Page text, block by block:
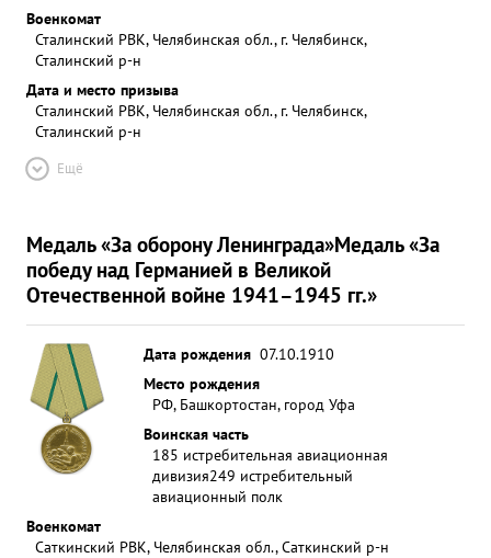
Военкомат
Сталинский РВК, Челябинская обл., г. Челябинск,
Сталинский р-н
Дата и место призыва
Сталинский РВК, Челябинская обл., г. Челябинск,
Сталинский р-н
Ещё
Медаль «За оборону Ленинграда»Медаль «За
победу над Германией в Великой
Отечественной войне 1941–1945 гг.»
Дата рождения 07.10.1910
Место рождения
РФ, Башкортостан, город Уфа
Воинская часть
185 истребительная авиационная
дивизия249 истребительный
авиационный полк
Военкомат
Саткинский РВК, Челябинская обл., Саткинский р-н